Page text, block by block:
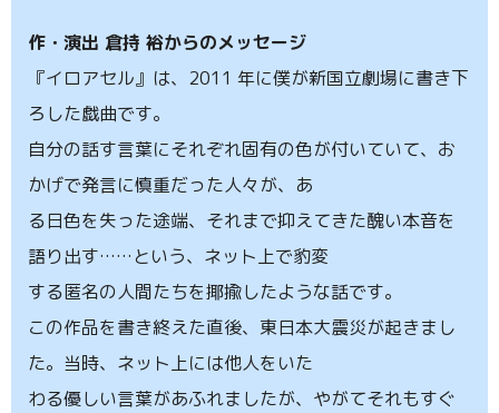
作・演出 倉持 裕からのメッセージ
『イロアセル』は、2011 年に僕が新国立劇場に書き下
ろした戯曲です。
自分の話す言葉にそれぞれ固有の色が付いていて、お
かげで発言に慎重だった人々が、あ
る日色を失った途端、それまで抑えてきた醜い本音を
語り出す……という、ネット上で豹変
する匿名の人間たちを揶揄したような話です。
この作品を書き終えた直後、東日本大震災が起きまし
た。当時、ネット上には他人をいた
わる優しい言葉があふれましたが、やがてそれもすぐ